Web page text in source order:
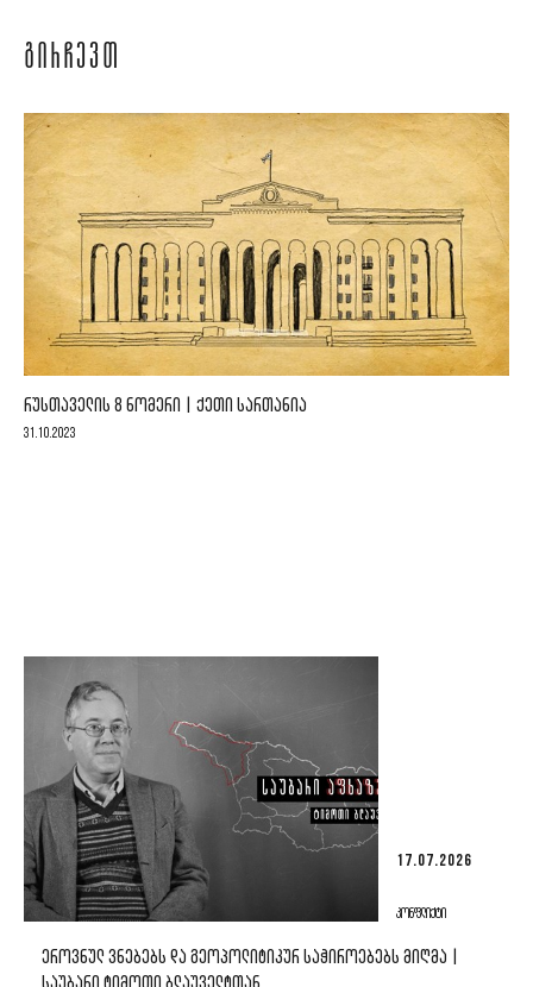
ᲒᲘᲠᲩᲔᲕᲗ
ᲠᲣᲡᲗᲐᲕᲔᲚᲘᲡ 8 ᲜᲝᲛᲔᲠᲘ | ᲥᲔᲗᲘ ᲡᲐᲠᲗᲐᲜᲘᲐ
31.10.2023
17.07.2026
ᲙᲝᲜᲤᲚᲘᲥᲢᲘ
ᲔᲠᲝᲕᲜᲣᲚ ᲕᲜᲔᲑᲔᲑᲡ ᲓᲐ ᲒᲔᲝᲞᲝᲚᲘᲢᲘᲙᲣᲠ ᲡᲐᲭᲘᲠᲝᲔᲑᲔᲑᲡ ᲛᲘᲦᲛᲐ |